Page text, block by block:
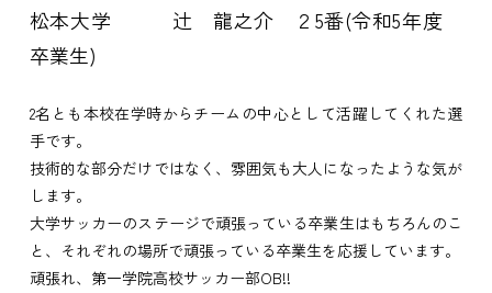
松本大学 辻 龍之介 ２5番(令和5年度
卒業生)
2名とも本校在学時からチームの中心として活躍してくれた選
手です。
技術的な部分だけではなく、雰囲気も大人になったような気が
します。
大学サッカーのステージで頑張っている卒業生はもちろんのこ
と、それぞれの場所で頑張っている卒業生を応援しています。
頑張れ、第一学院高校サッカー部OB!!